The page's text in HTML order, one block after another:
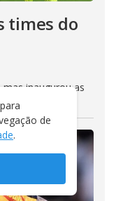
times do
inaugurou as
de
.